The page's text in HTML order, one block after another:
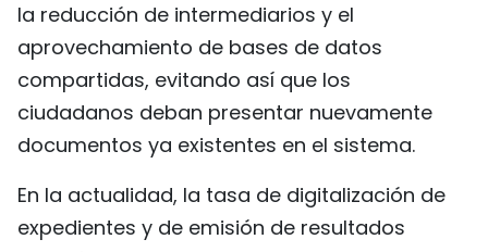
la reducción de intermediarios y el
aprovechamiento de bases de datos
compartidas, evitando así que los
ciudadanos deban presentar nuevamente
documentos ya existentes en el sistema.
En la actualidad, la tasa de digitalización de
expedientes y de emisión de resultados